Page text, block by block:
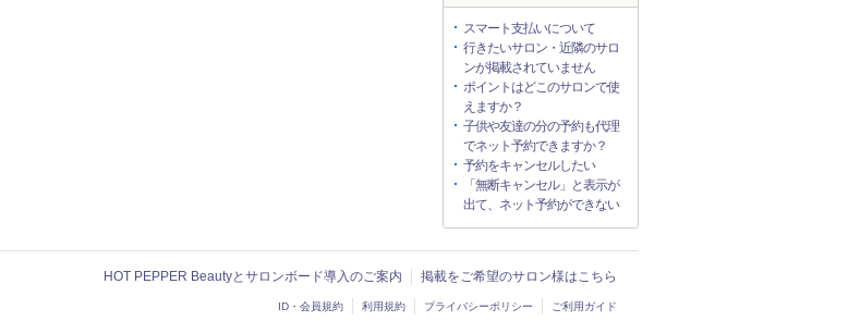
スマート支払いについて
行きたいサロン・近隣のサロ
ンが掲載されていません
ポイントはどこのサロンで使
えますか？
子供や友達の分の予約も代理
でネット予約できますか？
予約をキャンセルしたい
「無断キャンセル」と表示が
出て、ネット予約ができない
HOT PEPPER Beautyとサロンボード導入のご案内 掲載をご希望のサロン様はこちら
ID・会員規約 利用規約 プライバシーポリシー ご利用ガイド